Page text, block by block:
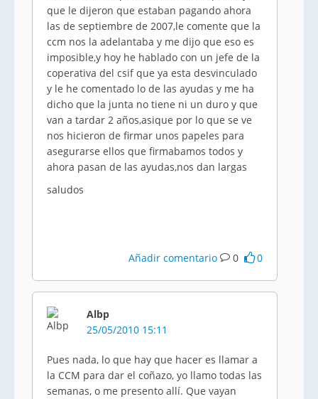
que le dijeron que estaban pagando ahora
las de septiembre de 2007,le comente que la
ccm nos la adelantaba y me dijo que eso es
imposible,y hoy he hablado con un jefe de la
coperativa del csif que ya esta desvinculado
y le he comentado lo de las ayudas y me ha
dicho que la junta no tiene ni un duro y que
van a tardar 2 años,asique por lo que se ve
nos hicieron de firmar unos papeles para
asegurarse ellos que firmabamos todos y
ahora pasan de las ayudas,nos dan largas
saludos
Añadir comentario 0 0
Albp
25/05/2010 15:11
Pues nada, lo que hay que hacer es llamar a
la CCM para dar el coñazo, yo llamo todas las
semanas, o me presento allí. Que vayan